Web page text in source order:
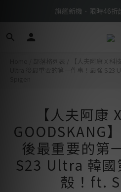
BTS限定優惠滿額現折
旗艦新機．限時46折
BTS限定優惠滿額現折
【人夫阿康 X 科
Ultra 後最重要的第一件事！最強 S23
【人夫阿康
GOODSKANG
後最重要的第
S23 Ultra 韓國
殼！ft.